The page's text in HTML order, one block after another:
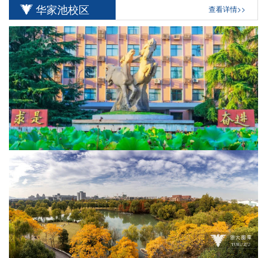
华家池校区 查看详情>>